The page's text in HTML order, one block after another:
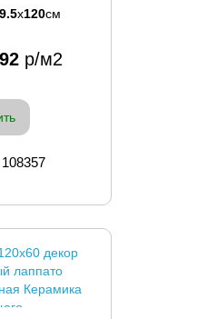
x120см
р/м2
декор
лаппато
Керамика